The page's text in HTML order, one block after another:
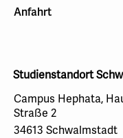
Anfahrt
Studienstandort
Campus Hephata,
Straße 2
34613 Schwalmstadt